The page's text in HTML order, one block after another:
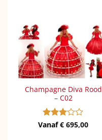
Champagne Diva Rood
– C02
Gewaardeerd
Vanaf€ 695,00